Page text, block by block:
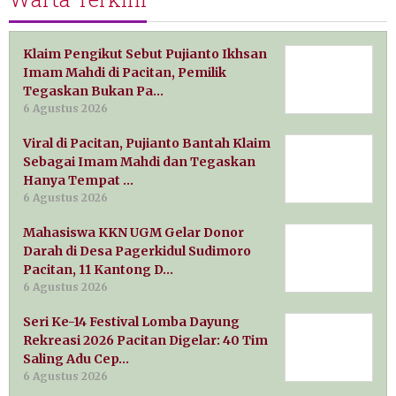
Klaim Pengikut Sebut Pujianto Ikhsan
Imam Mahdi di Pacitan, Pemilik
Tegaskan Bukan Pa…
6 Agustus 2026
Viral di Pacitan, Pujianto Bantah Klaim
Sebagai Imam Mahdi dan Tegaskan
Hanya Tempat …
6 Agustus 2026
Mahasiswa KKN UGM Gelar Donor
Darah di Desa Pagerkidul Sudimoro
Pacitan, 11 Kantong D…
6 Agustus 2026
Seri Ke-14 Festival Lomba Dayung
Rekreasi 2026 Pacitan Digelar: 40 Tim
Saling Adu Cep…
6 Agustus 2026